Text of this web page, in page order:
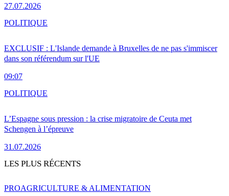
27.07.2026
EXCLUSIF : L'Islande demande à Bruxelles de ne pas s'immiscer
dans son référendum sur l'UE
09:07
POLITIQUE
L’Espagne sous pression : la crise migratoire de Ceuta met
Schengen à l’épreuve
31.07.2026
POLITIQUE
LES PLUS RÉCENTS
PROAGRICULTURE & ALIMENTATION